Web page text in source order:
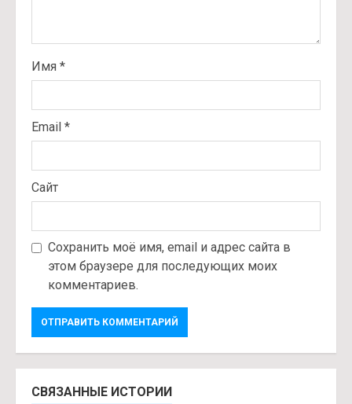
Имя *
Email *
Сайт
Сохранить моё имя, email и адрес сайта в
этом браузере для последующих моих
комментариев.
СВЯЗАННЫЕ ИСТОРИИ